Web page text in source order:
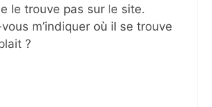
le trouve pas sur le site.
m’indiquer où il se trouve
?